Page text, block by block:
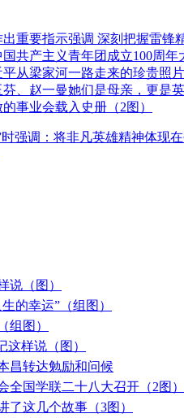
重要指示强调 深刻把握雷
共产主义青年团成立100周年
从梁家河一路走来的珍贵照
、赵一曼她们是母亲，更是英
事业会载入史册（2图）
强调：将非凡英雄精神体现
说（图）
的幸运”（组图）
组图）
样说（图）
昌转达勉励和问候
国学联二十八大召开（2图）
了这几个故事（3图）